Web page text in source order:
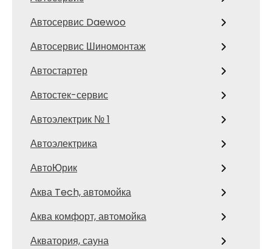
Автосервис Daewoo
Автосервис Шиномонтаж
Автостартер
Автостек-сервис
Автоэлектрик № 1
Автоэлектрика
АвтоЮрик
Аква Tech, автомойка
Аква комфорт, автомойка
Акватория, сауна